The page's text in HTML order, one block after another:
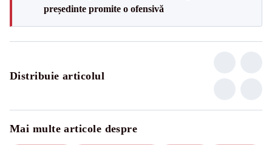
președinte promite o ofensivă
Distribuie articolul
Mai multe articole despre